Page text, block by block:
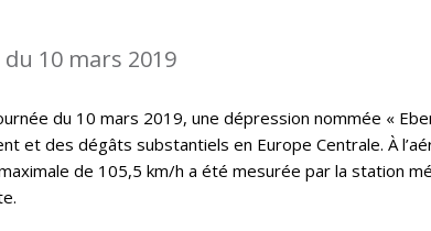
10 mars 2019
du 10 mars 2019, une dépression nommée «
et des dégâts substantiels en Europe Centrale. À
de 105,5 km/h a été mesurée par la station